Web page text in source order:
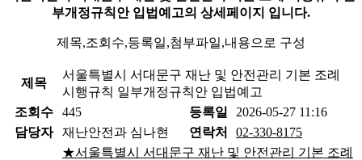
부개정규칙안 입법예고의 상세페이지 입니다.
제목,조회수,등록일,첨부파일,내용으로 구성
제목
서울특별시 서대문구 재난 및 안전관리 기본 조례
시행규칙 일부개정규칙안 입법예고
조회수
445 등록일
2026-05-27 11:16
담당자
재난안전과 심나현 연락처 02-330-8175
★서울특별시 서대문구 재난 및 안전관리 기본 조례